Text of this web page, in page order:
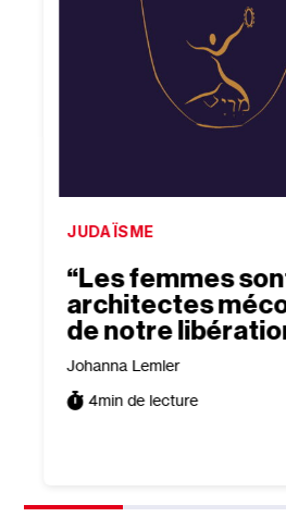
JUDAÏSME
“Les femmes
architectes
de notre
Johanna Lemler
4min de lecture